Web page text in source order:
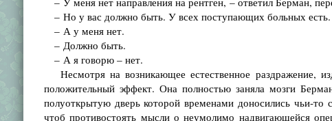
– Но у вас должно быть. У всех поступающих больных есть.
– А у меня нет.
– Должно быть.
– А я говорю – нет.
Несмотря на возникающее естественное раздражение,
положительный эффект. Она полностью заняла мозги
полуоткрытую дверь которой временами доносились чьи-
чтоб противостоять мысли о неумолимо надвигающейся